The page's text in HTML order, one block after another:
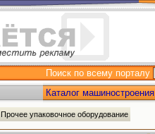
Поиск по всему порталу
Каталог машиностроения
Прочее упаковочное оборудование